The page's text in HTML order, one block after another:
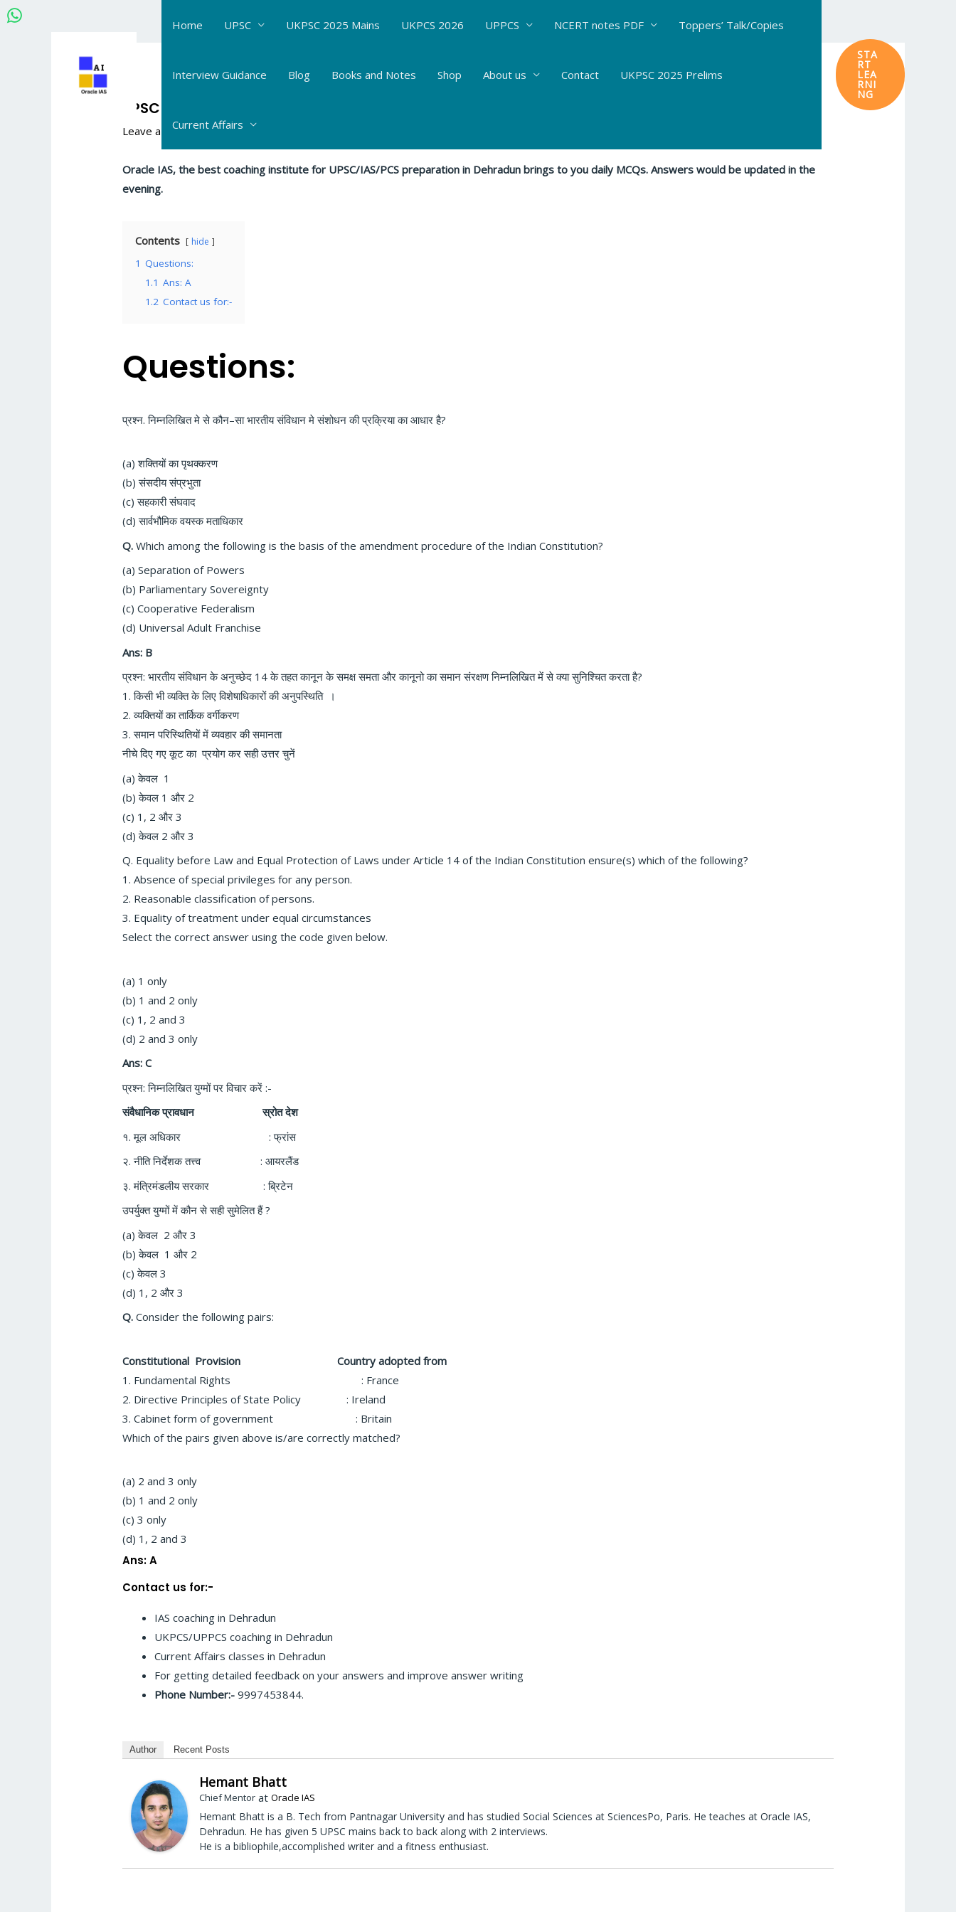
Skip
to
Home UPSC UKPSC 2025 Mains UKPCS 2026 UPPCS NCERT notes PDF Toppers’ Talk/Copies
Interview Guidance Blog Books and Notes Shop About us Contact UKPSC 2025 Prelims
Current Affairs
STA
RT
LEA
RNI
NG
UPSC Daily MCQs : 24.08.2018
Leave a Comment /UPSC GS Daily MCQs - level 1
Oracle IAS, the best coaching institute for UPSC/IAS/PCS preparation in Dehradun brings to you daily MCQs. Answers would be updated in the
evening.
Contents hide
1 Questions:
1.1 Ans: A
1.2 Contact us for:-
Questions:
प्रश्न. निम्नलिखितमे से कौन–सा भारतीय संविधान मे संशोधन की प्रक्रिया का आधार है?
(a) शक्तियों का पृथक्करण
(b)संसदीय संप्रभुता
(c)सहकारी संघवाद
(d) सार्वभौमिक वयस्कमताधिकार
Q. Which among the following is the basis of the amendment procedure of the Indian Constitution?
(a) Separation of Powers
(b) Parliamentary Sovereignty
(c) Cooperative Federalism
(d) Universal Adult Franchise
Ans: B
प्रश्न: भारतीय संविधान के अनुच्छेद 14के तहत कानून के समक्ष समता और कानूनो का समान संरक्षण निम्नलिखित में से क्या सुनिश्चित करता है?
1. किसी भी व्यक्ति के लिए विशेषाधिकारों की अनुपस्थिति ।
2. व्यक्तियों का तार्किक वर्गीकरण
3.समान परिस्थितियों में व्यवहार की समानता
नीचे दिए गए कूट का प्रयोग कर सही उत्तर चुनें
(a) केवल 1
(b) केवल 1और 2
(c) 1, 2और3
(d) केवल 2और3
Q. Equality before Law and Equal Protection of Laws under Article 14 of the Indian Constitution ensure(s) which of the following?
1. Absence of special privileges for any person.
2. Reasonable classification of persons.
3. Equality of treatment under equal circumstances
Select the correct answer using the code given below.
(a) 1 only
(b) 1 and 2 only
(c) 1, 2 and 3
(d) 2 and 3 only
Ans: C
प्रश्न: निम्नलिखित युग्मों पर विचार करें :-
संवैधानिक प्रावधान स्रोत देश
१. मूल अधिकार : फ्रांस
२. नीति निर्देशक तत्त्व : आयरलैंड
३. मंत्रिमंडलीय सरकार : ब्रिटेन
उपर्युक्त युग्मों में कौन से सही सुमेलित हैं ?
(a)केवल 2और3
(b)केवल 1और 2
(c)केवल3
(d) 1, 2और3
Q.Consider the following pairs:
Constitutional Provision Country adopted from
1. Fundamental Rights: France
2. Directive Principles of State Policy: Ireland
3. Cabinet form of government: Britain
Which of the pairs given above is/are correctly matched?
(a) 2 and 3 only
(b) 1 and 2 only
(c) 3 only
(d) 1, 2 and 3
Ans: A
Contact us for:-
IAS coaching in Dehradun
UKPCS/UPPCS coaching in Dehradun
Current Affairs classes in Dehradun
For getting detailed feedback on your answers and improve answer writing
Phone Number:- 9997453844.
Author Recent Posts
Hemant Bhatt
Chief Mentor atOracle IAS
Hemant Bhatt is a B. Tech from Pantnagar University and has studied Social Sciences at SciencesPo, Paris. He teaches at Oracle IAS,
Dehradun. He has given 5 UPSC mains back to back along with 2 interviews.
He is a bibliophile,accomplished writer and a fitness enthusiast.
navigation